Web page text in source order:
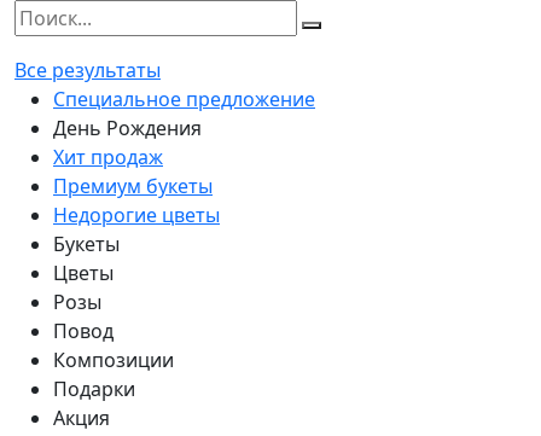
Все результаты
Специальное предложение
День Рождения
Хит продаж
Премиум букеты
Недорогие цветы
Букеты
Цветы
Розы
Повод
Композиции
Подарки
Акция